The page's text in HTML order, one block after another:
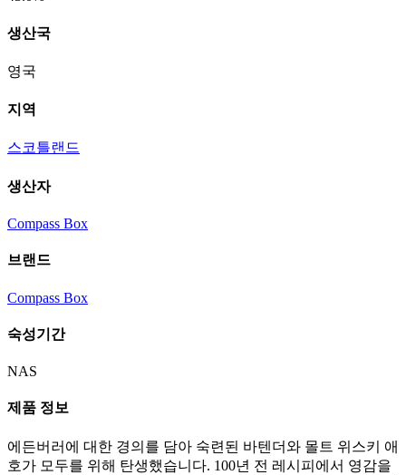
생산국
영국
지역
스코틀랜드
생산자
Compass Box
브랜드
Compass Box
숙성기간
NAS
제품 정보
에든버러에 대한 경의를 담아 숙련된 바텐더와 몰트 위스키 애
호가 모두를 위해 탄생했습니다. 100년 전 레시피에서 영감을